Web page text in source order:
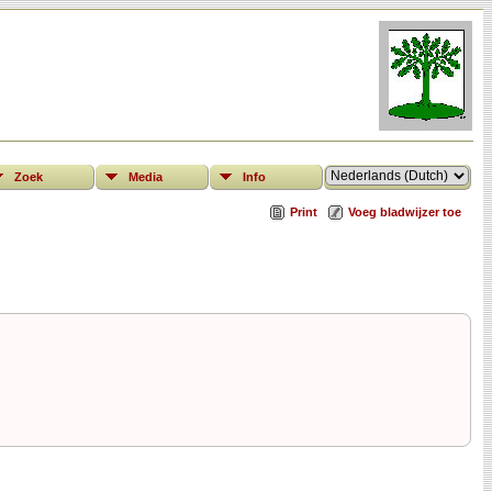
Zoek Media Info
Print Voeg bladwijzer toe